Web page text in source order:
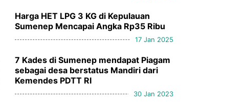
Harga HET LPG 3 KG di Kepulauan
Sumenep Mencapai Angka Rp35 Ribu
17 Jan 2025
7 Kades di Sumenep mendapat Piagam
sebagai desa berstatus Mandiri dari
Kemendes PDTT RI
30 Jan 2023